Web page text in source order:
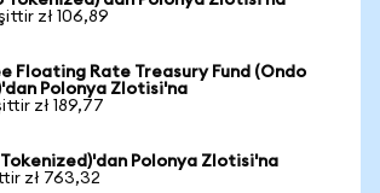
zł 106,89
Floating Rate Treasury Fund (Ondo
Polonya Zlotisi'na
zł 189,77
Tokenized)'dan Polonya Zlotisi'na
zł 763,32